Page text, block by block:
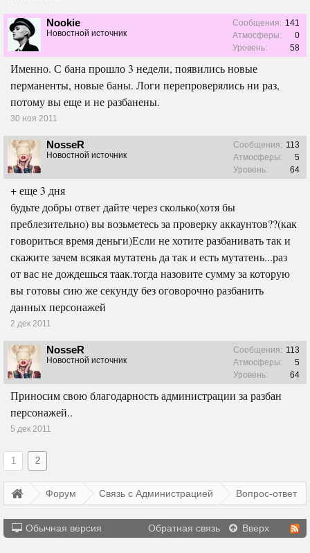
Nookie
Новостной источник
Сообщения: 141
Атмосферы:
0
Уровень:
58
Именно. С бана прошло 3 недели, появились новые
перманенты, новые баны. Логи перепроверялись ни раз,
потому вы еще и не разбанены.
30 ноя 2011
NosseR
Новостной источник
Сообщения: 113
Атмосферы:
5
Уровень:
64
+ еще 3 дня
будьте добры ответ дайте через сколько(хотя бы
преблезительно) вы возьметесь за проверку аккаунтов??(как
говориться время деньги)Если не хотите разбанивать так и
скажите зачем всякая мутатень да так и есть мутатень...раз
от вас не дождешься таак.тогда назовите сумму за которую
вы готовы сию же секунду без оговорочно разбанить
данных персонажей
2 дек 2011
NosseR
Новостной источник
Сообщения: 113
Атмосферы:
5
Уровень:
64
Приносим свою благодарность администрации за разбан
персонажей..
5 дек 2011
1 2
Форум Связь с Администрацией Вопрос-ответ
Обычная версия Обратная связь Вверх